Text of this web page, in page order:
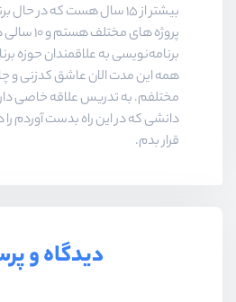
بیشتر از ۱۵ سال هست که در
پروژه های
برنامه‌نویسی به علاقمندان حوزه
همه این مدت الان عاشق کدزنی و
مختلفم. به تدریس علاقه خاصی
دانشی که در این راه بدست آوردم را
قرار بدم.
دیدگاه و